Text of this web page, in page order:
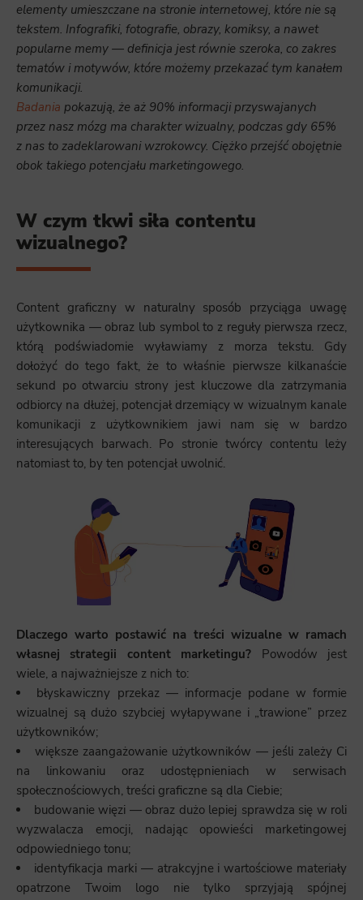
elementy umieszczane na stronie internetowej, które nie są
tekstem. Infografiki, fotografie, obrazy, komiksy, a nawet
popularne memy — definicja jest równie szeroka, co zakres
tematów i motywów, które możemy przekazać tym kanałem
komunikacji.
Badania pokazują, że aż 90% informacji przyswajanych
przez nasz mózg ma charakter wizualny, podczas gdy 65%
z nas to zadeklarowani wzrokowcy. Ciężko przejść obojętnie
obok takiego potencjału marketingowego.
W czym tkwi siła contentu
wizualnego?
Content graficzny w naturalny sposób przyciąga uwagę
użytkownika — obraz lub symbol to z reguły pierwsza rzecz,
którą podświadomie wyławiamy z morza tekstu. Gdy
dołożyć do tego fakt, że to właśnie pierwsze kilkanaście
sekund po otwarciu strony jest kluczowe dla zatrzymania
odbiorcy na dłużej, potencjał drzemiący w wizualnym kanale
komunikacji z użytkownikiem jawi nam się w bardzo
interesujących barwach. Po stronie twórcy contentu leży
natomiast to, by ten potencjał uwolnić.
Dlaczego warto postawić na treści wizualne w ramach
własnej strategii content marketingu? Powodów jest
wiele, a najważniejsze z nich to:
błyskawiczny przekaz — informacje podane w formie
wizualnej są dużo szybciej wyłapywane i „trawione” przez
użytkowników;
większe zaangażowanie użytkowników — jeśli zależy Ci
na linkowaniu oraz udostępnieniach w serwisach
społecznościowych, treści graficzne są dla Ciebie;
budowanie więzi — obraz dużo lepiej sprawdza się w roli
wyzwalacza emocji, nadając opowieści marketingowej
odpowiedniego tonu;
identyfikacja marki — atrakcyjne i wartościowe materiały
opatrzone Twoim logo nie tylko sprzyjają spójnej